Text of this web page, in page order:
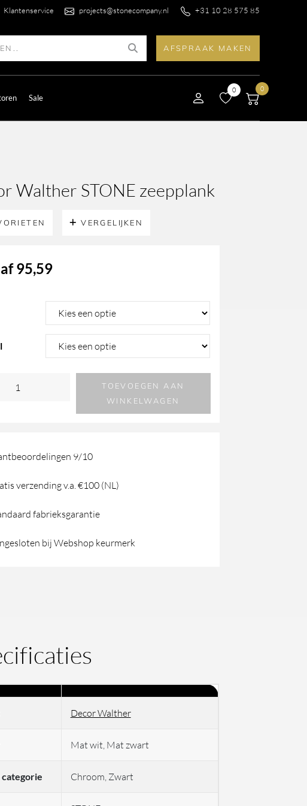
Klantenservice projects@stonecompany.nl +31 10 28 575 85
AFSPRAAK MAKEN
Sale
0 0
Walther STONE zeepplank
VERGELIJKEN
95,59
TOEVOEGEN AAN
WINKELWAGEN
9/10
verzending v.a. €100 (NL)
fabrieksgarantie
bij Webshop keurmerk
Decor Walther
Mat wit, Mat zwart
Chroom, Zwart